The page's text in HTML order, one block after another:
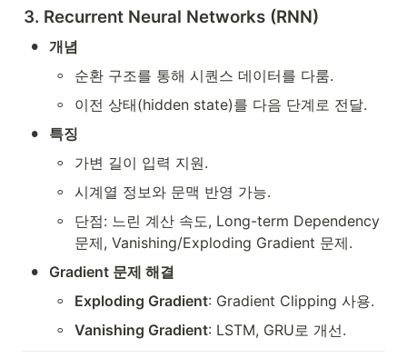
3. Recurrent Neural Networks (RNN)
• 개념
◦ 순환 구조를 통해 시퀀스 데이터를 다룸.
◦ 이전 상태(hidden state)를 다음 단계로 전달.
• 특징
◦ 가변 길이 입력 지원.
◦ 시계열 정보와 문맥 반영 가능.
◦
단점: 느린 계산 속도, Long-term Dependency
문제, Vanishing/Exploding Gradient 문제.
• Gradient 문제 해결
◦ Exploding Gradient: Gradient Clipping 사용.
◦ Vanishing Gradient: LSTM, GRU로 개선.